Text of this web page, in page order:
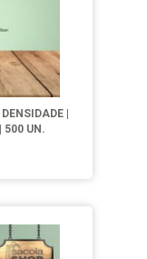
|
500 UN.